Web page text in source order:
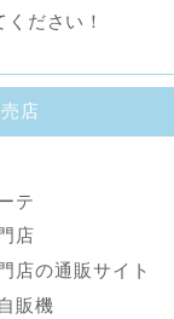
ださい！
店
テ
店
店の通販サイト
販機